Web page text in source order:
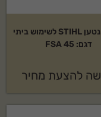
חרמש נטען STIHL לשימוש ביתי
דגם: FSA 45
להצעת מחיר